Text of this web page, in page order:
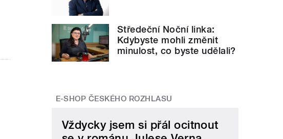
Středeční Noční linka:
Kdybyste mohli změnit
minulost, co byste udělali?
E-SHOP ČESKÉHO ROZHLASU
Vždycky jsem si přál ocitnout